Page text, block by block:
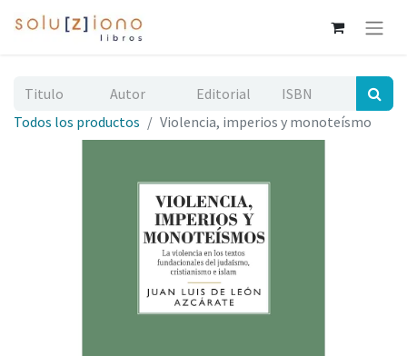
Todos los productos Violencia, imperios y monoteísmo